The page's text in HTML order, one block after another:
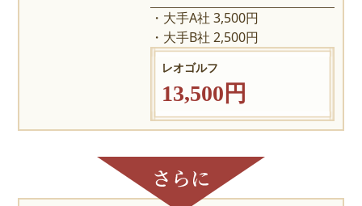
大手A社 3,500円
大手B社 2,500円
レオゴルフ
13,500円